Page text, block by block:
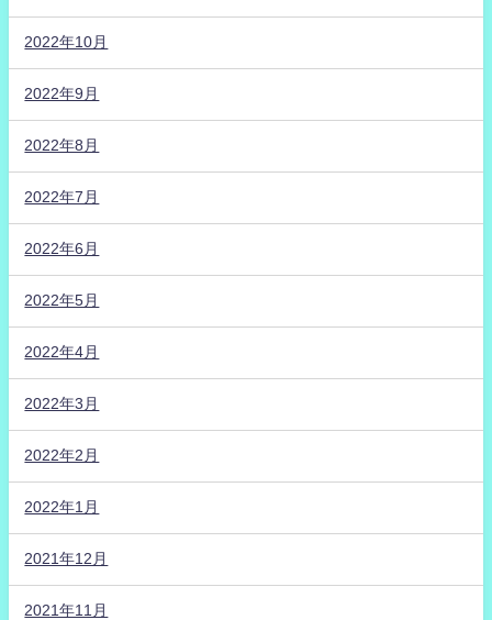
2022年10月
2022年9月
2022年8月
2022年7月
2022年6月
2022年5月
2022年4月
2022年3月
2022年2月
2022年1月
2021年12月
2021年11月